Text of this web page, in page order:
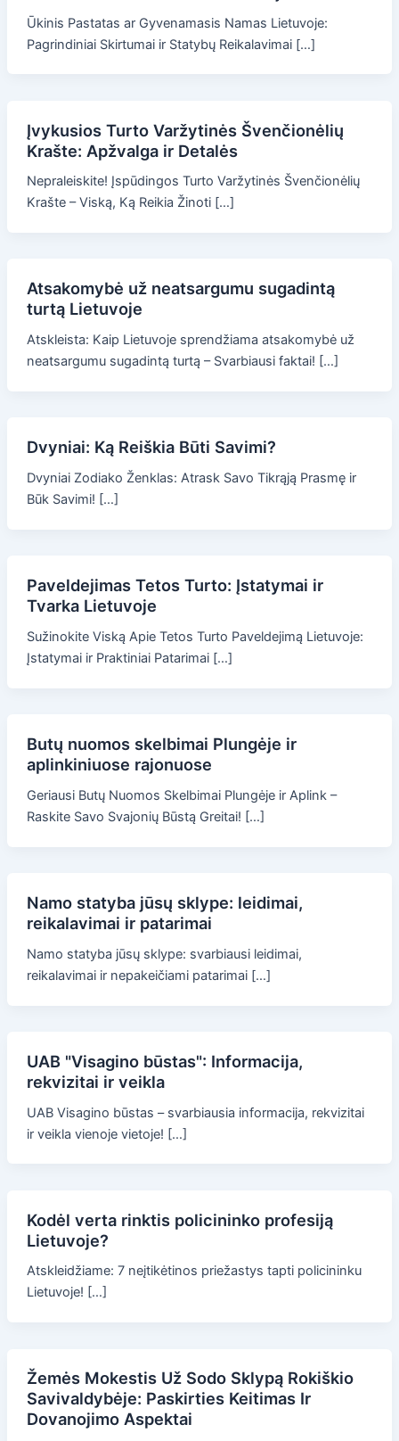
Ūkinis Pastatas ar Gyvenamasis Namas Lietuvoje:
Pagrindiniai Skirtumai ir Statybų Reikalavimai […]
Įvykusios Turto Varžytinės Švenčionėlių
Krašte: Apžvalga ir Detalės
Nepraleiskite! Įspūdingos Turto Varžytinės Švenčionėlių
Krašte – Viską, Ką Reikia Žinoti […]
Atsakomybė už neatsargumu sugadintą
turtą Lietuvoje
Atskleista: Kaip Lietuvoje sprendžiama atsakomybė už
neatsargumu sugadintą turtą – Svarbiausi faktai! […]
Dvyniai: Ką Reiškia Būti Savimi?
Dvyniai Zodiako Ženklas: Atrask Savo Tikrąją Prasmę ir
Būk Savimi! […]
Paveldejimas Tetos Turto: Įstatymai ir
Tvarka Lietuvoje
Sužinokite Viską Apie Tetos Turto Paveldejimą Lietuvoje:
Įstatymai ir Praktiniai Patarimai […]
Butų nuomos skelbimai Plungėje ir
aplinkiniuose rajonuose
Geriausi Butų Nuomos Skelbimai Plungėje ir Aplink –
Raskite Savo Svajonių Būstą Greitai! […]
Namo statyba jūsų sklype: leidimai,
reikalavimai ir patarimai
Namo statyba jūsų sklype: svarbiausi leidimai,
reikalavimai ir nepakeičiami patarimai […]
UAB "Visagino būstas": Informacija,
rekvizitai ir veikla
UAB Visagino būstas – svarbiausia informacija, rekvizitai
ir veikla vienoje vietoje! […]
Kodėl verta rinktis policininko profesiją
Lietuvoje?
Atskleidžiame: 7 neįtikėtinos priežastys tapti policininku
Lietuvoje! […]
Žemės Mokestis Už Sodo Sklypą Rokiškio
Savivaldybėje: Paskirties Keitimas Ir
Dovanojimo Aspektai